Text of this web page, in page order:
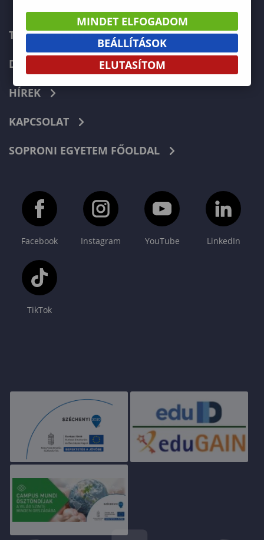
TELEFONKÖNYV
DOKUMENTUMOK
HÍREK
KAPCSOLAT
SOPRONI EGYETEM FŐOLDAL
Facebook Instagram YouTube LinkedIn
TikTok
MINDET ELFOGADOM
BEÁLLÍTÁSOK
ELUTASÍTOM